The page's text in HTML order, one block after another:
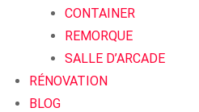
CONTAINER
REMORQUE
SALLE D’ARCADE
RÉNOVATION
BLOG